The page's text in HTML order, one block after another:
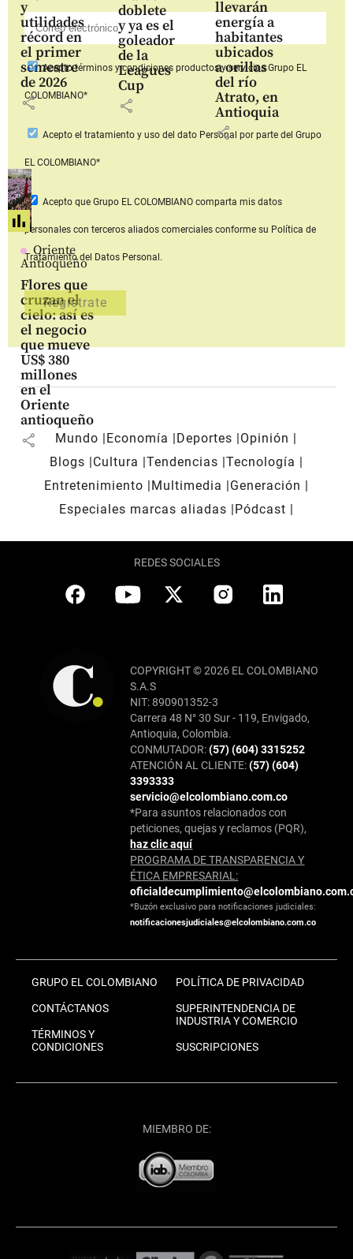
y
utilidades
récord en
el primer
semestre
de 2026
share
doblete
y ya es el
goleador
de la
Leagues
Cup
share
llevarán
energía a
habitantes
ubicados
a orillas
del río
Atrato, en
Antioquia
share
Oriente
Antioqueño
Flores que
cruzan el
cielo: así es
el negocio
que mueve
US$ 380
millones
en el
Oriente
antioqueño
share
Aceptotérminos y condiciones productos y serviciosGrupo EL
COLOMBIANO*
Acepto el tratamiento y uso del dato Personal por parte del Grupo
EL COLOMBIANO*
Acepto que Grupo EL COLOMBIANOcomparta mis datos
personales con terceros aliados comerciales conforme su Política de
Tratamiento del Datos Personal.
Mundo Economía Deportes
Opinión
Blogs
Cultura Tendencias Tecnología
Entretenimiento
Multimedia
Generación
Especiales marcas aliadas
Pódcast
REDES SOCIALES
COPYRIGHT © 2026 EL COLOMBIANO
S.A.S
NIT: 890901352-3
Carrera 48 N° 30 Sur - 119, Envigado,
Antioquia, Colombia.
CONMUTADOR:(57) (604) 3315252
ATENCIÓN AL CLIENTE:(57) (604)
3393333
servicio@elcolombiano.com.co
*Para asuntos relacionados con
peticiones, quejas y reclamos (PQR),
haz clic aquí
PROGRAMA DE TRANSPARENCIA Y
ÉTICA EMPRESARIAL:
*Buzón exclusivo para notificaciones judiciales:
notificacionesjudiciales@elcolombiano.com.co
GRUPO EL COLOMBIANO
CONTÁCTANOS
TÉRMINOS Y
CONDICIONES
POLÍTICA DE PRIVACIDAD
SUPERINTENDENCIA DE
INDUSTRIA Y COMERCIO
SUSCRIPCIONES
MIEMBRO DE: